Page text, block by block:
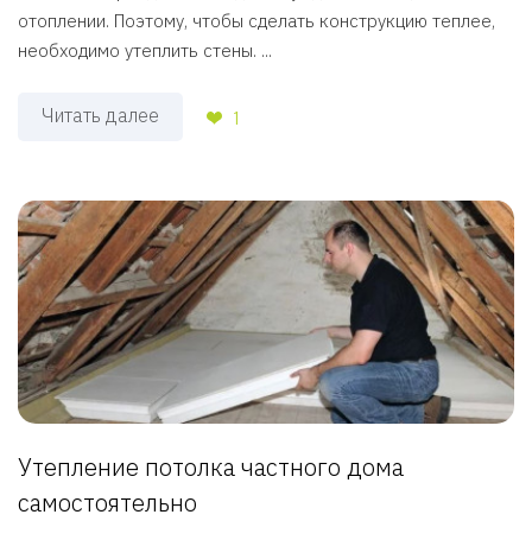
отоплении. Поэтому, чтобы сделать конструкцию теплее,
необходимо утеплить стены. ...
Читать далее 1
Утепление потолка частного дома
самостоятельно